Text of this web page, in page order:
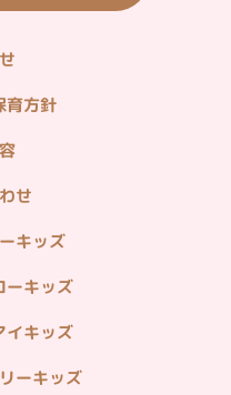
育方針
せ
キッズ
ーキッズ
イキッズ
ーキッズ